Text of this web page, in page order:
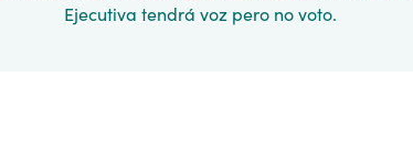
Ejecutiva tendrá voz pero no voto.